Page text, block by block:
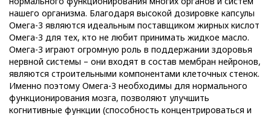
нашего организма. Благодаря высокой дозировке капсулы
Омега-3 являются идеальным поставщиком жирных кислот
Омега-3 для тех, кто не любит принимать жидкое масло.
Омега-3 играют огромную роль в поддержании здоровья
нервной системы – они входят в состав мембран нейронов,
являются строительными компонентами клеточных стенок.
Именно поэтому Омега-3 необходимы для нормального
функционирования мозга, позволяют улучшить
когнитивные функции (способность концентрироваться и